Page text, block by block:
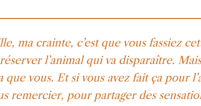
ma crainte, c’est que vous fassiez
l’animal qui va disparaître.
que vous. Et si vous avez fait ça pour
remercier, pour partager des